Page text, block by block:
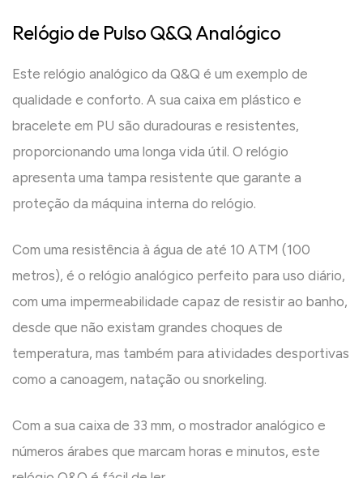
Relógio de Pulso Q&Q Analógico
Este relógio analógico da Q&Q é um exemplo de
qualidade e conforto. A sua caixa em plástico e
bracelete em PU são duradouras e resistentes,
proporcionando uma longa vida útil. O relógio
apresenta uma tampa resistente que garante a
proteção da máquina interna do relógio.
Com uma resistência à água de até 10 ATM (100
metros), é o relógio analógico perfeito para uso diário,
com uma impermeabilidade capaz de resistir ao banho,
desde que não existam grandes choques de
temperatura, mas também para atividades desportivas
como a canoagem, natação ou snorkeling.
Com a sua caixa de 33 mm, o mostrador analógico e
números árabes que marcam horas e minutos, este